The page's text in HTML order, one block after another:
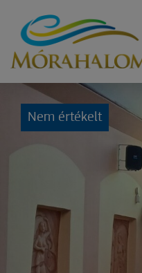
Nem értékelt